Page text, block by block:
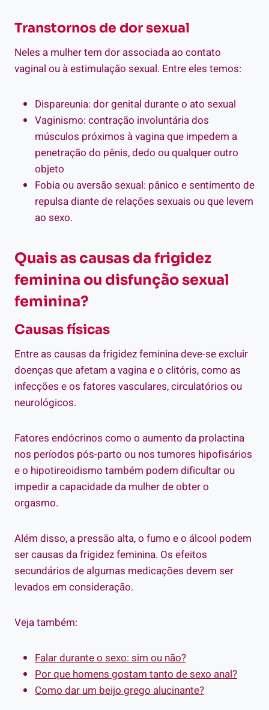
Transtornos de dor sexual
Neles a mulher tem dor associada ao contato
vaginal ou à estimulação sexual. Entre eles temos:
Dispareunia: dor genital durante o ato sexual
Vaginismo: contração involuntária dos
músculos próximos à vagina que impedem a
penetração do pênis, dedo ou qualquer outro
objeto
Fobia ou aversão sexual: pânico e sentimento de
repulsa diante de relações sexuais ou que levem
ao sexo.
Quais as causas da frigidez
feminina ou disfunção sexual
feminina?
Causas físicas
Entre as causas da frigidez feminina deve-se excluir
doenças que afetam a vagina e o clitóris, como as
infecções e os fatores vasculares, circulatórios ou
neurológicos.
Fatores endócrinos como o aumento da prolactina
nos períodos pós-parto ou nos tumores hipofisários
e o hipotireoidismo também podem dificultar ou
impedir a capacidade da mulher de obter o
orgasmo.
Além disso, a pressão alta, o fumo e o álcool podem
ser causas da frigidez feminina. Os efeitos
secundários de algumas medicações devem ser
levados em consideração.
Veja também:
Falar durante o sexo: sim ou não?
Por que homens gostam tanto de sexo anal?
Como dar um beijo grego alucinante?